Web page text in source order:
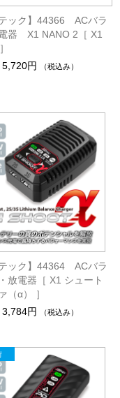
テック】44366 ACバラ
器 X1 NANO 2［ X1
5,720円
（税込み）
テック】44364 ACバラ
放電器［ X1 シュート
（α） ］
3,784円
（税込み）